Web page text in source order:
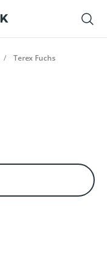
/ Terex Fuchs